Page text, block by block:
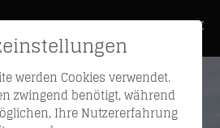
werden Cookies verwendet.
zwingend benötigt, während
Ihre Nutzererfahrung